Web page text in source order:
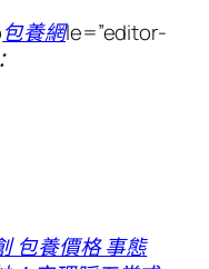
包養網le=”editor-
包養價格 事態